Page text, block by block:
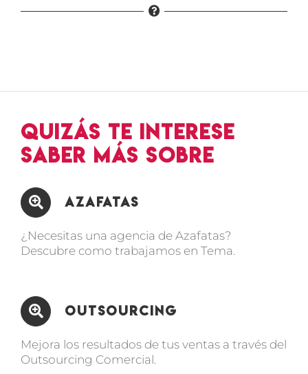
Quizás te interese
saber más sobre
Azafatas
¿Necesitas una agencia de Azafatas?
Descubre como trabajamos en Tema.
Outsourcing
Mejora los resultados de tus ventas a través del
Outsourcing Comercial.